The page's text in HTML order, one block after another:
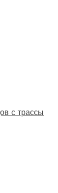
с трассы